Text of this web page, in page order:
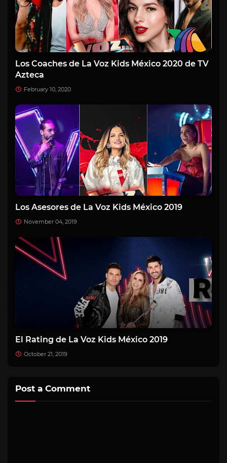
Los Coaches de La Voz Kids México 2020 de TV
Azteca
February 10, 2020
Los Asesores de La Voz Kids México 2019
November 04, 2019
El Rating de La Voz Kids México 2019
October 21, 2019
Post a Comment